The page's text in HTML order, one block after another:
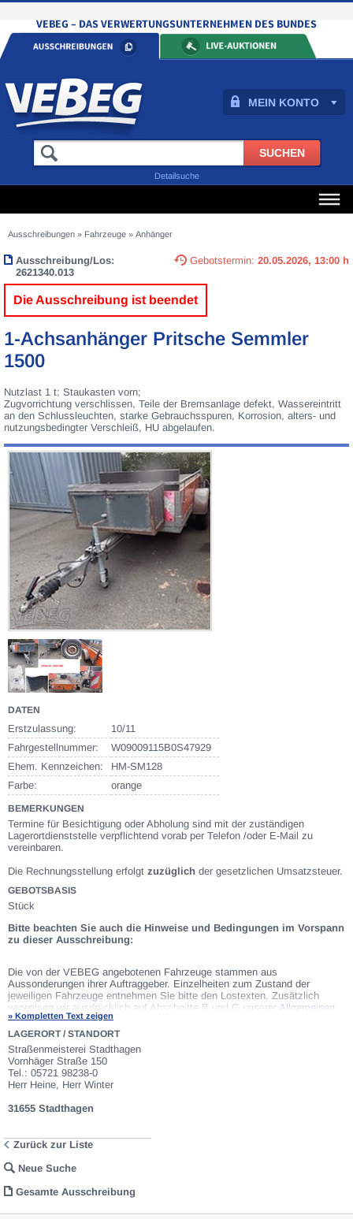
MEIN KONTO
Detailsuche
Ausschreibungen » Fahrzeuge » Anhänger
Gebotstermin: 20.05.2026, 13:00 h
Ausschreibung/Los:
2621340.013
Die Ausschreibung ist beendet
1-Achsanhänger Pritsche Semmler
1500
Nutzlast 1 t; Staukasten vorn;
Zugvorrichtung verschlissen, Teile der Bremsanlage defekt, Wassereintritt
an den Schlussleuchten, starke Gebrauchsspuren, Korrosion, alters- und
nutzungsbedingter Verschleiß, HU abgelaufen.
DATEN
Erstzulassung:
10/11
Fahrgestellnummer:
W09009115B0S47929
Ehem. Kennzeichen:
HM-SM128
Farbe:
orange
BEMERKUNGEN
Termine für Besichtigung oder Abholung sind mit der zuständigen
Lagerortdienststelle verpflichtend vorab per Telefon /oder E-Mail zu
vereinbaren.
Die Rechnungsstellung erfolgt zuzüglich der gesetzlichen Umsatzsteuer.
GEBOTSBASIS
Stück
Bitte beachten Sie auch die Hinweise und Bedingungen im Vorspann
zu dieser Ausschreibung:
Die von der VEBEG angebotenen Fahrzeuge stammen aus
Aussonderungen ihrer Auftraggeber. Einzelheiten zum Zustand der
jeweiligen Fahrzeuge entnehmen Sie bitte den Lostexten. Zusätzlich
verweisen wir ausdrücklich auf Abschnitte B und G unserer Allgemeinen
Geschäftsbedingungen(AGB). Fahrzeuge die nach Einschätzung der
VEBEG der Ausfuhrgenehmigungspflicht unterliegen, sind mit Verweis auf
die Punkte E3 und E4 unserer AGB entsprechend gekennzeichnet. Zum
Gebotspreis kommt die gesetzliche Umsatzsteuer hinzu. Die
Differenzbesteuerung gemäß § 25a UStG wird nur angewendet, wenn dies
ausdrücklich in der jeweiligen Ausschreibung angegeben ist.
» Kompletten Text zeigen
LAGERORT / STANDORT
Straßenmeisterei Stadthagen
Vornhäger Straße 150
Tel.: 05721 98238-0
Herr Heine, Herr Winter
31655 Stadthagen
Zurück zur Liste
Neue Suche
Gesamte Ausschreibung